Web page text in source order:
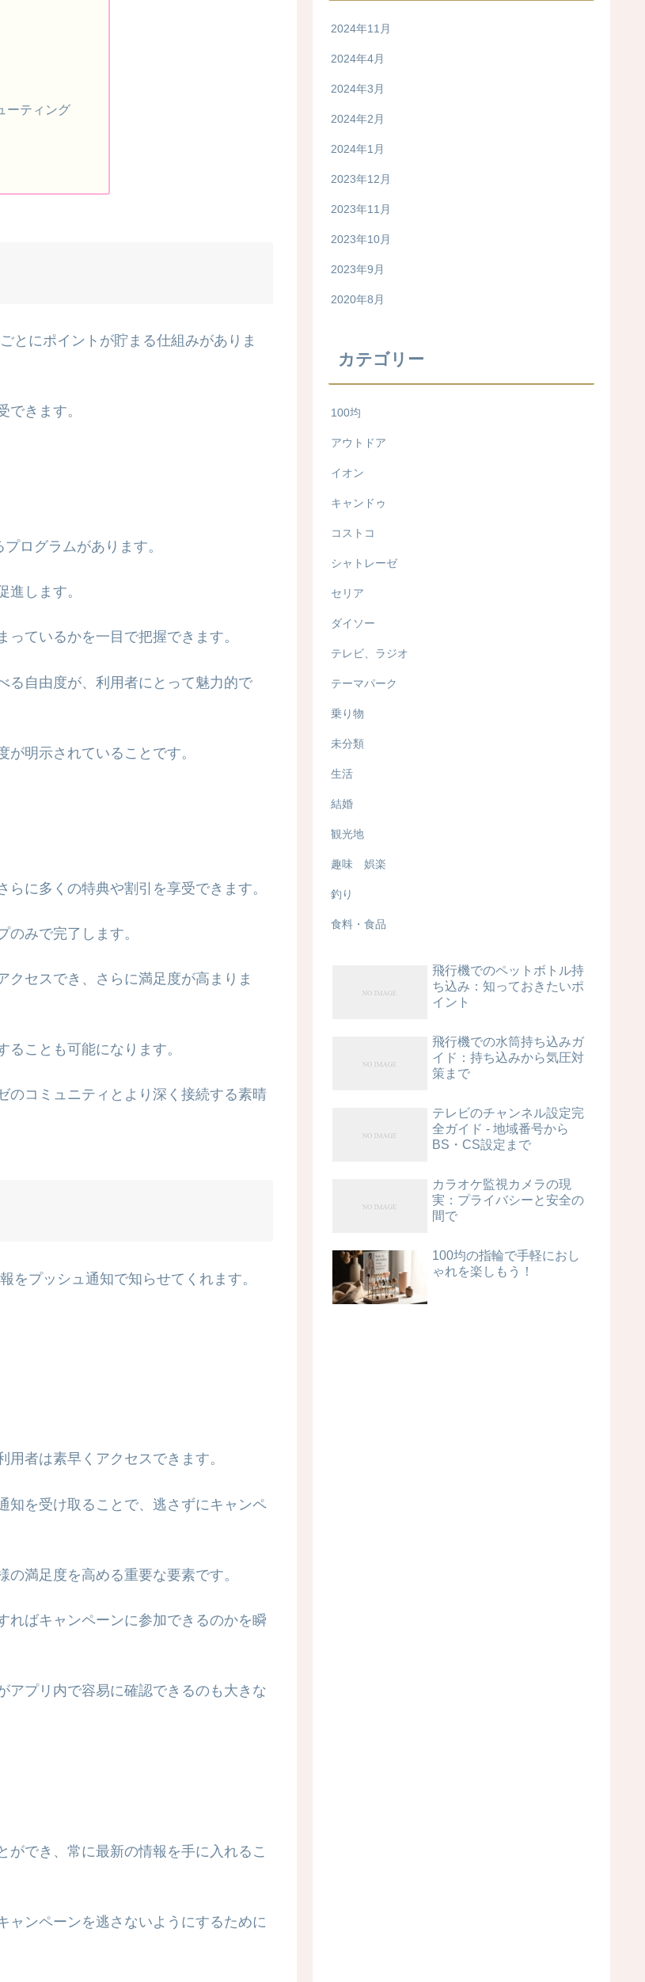
ーティング
とにポイントが貯まる仕組みがありま
きます。
ログラムがあります。
します。
ているかを一目で把握できます。
る自由度が、利用者にとって魅力的で
明示されていることです。
に多くの特典や割引を享受できます。
みで完了します。
クセスでき、さらに満足度が高まりま
ことも可能になります。
のコミュニティとより深く接続する素晴
をプッシュ通知で知らせてくれます。
者は素早くアクセスできます。
知を受け取ることで、逃さずにキャンペ
満足度を高める重要な要素です。
ればキャンペーンに参加できるのかを瞬
アプリ内で容易に確認できるのも大きな
でき、常に最新の情報を手に入れるこ
ャンペーンを逃さないようにするために
2024年11月
2024年4月
2024年3月
2024年2月
2024年1月
2023年12月
2023年11月
2023年10月
2023年9月
2020年8月
カテゴリー
100均
アウトドア
イオン
キャンドゥ
コストコ
シャトレーゼ
セリア
ダイソー
テレビ、ラジオ
テーマパーク
乗り物
未分類
生活
結婚
観光地
趣味 娯楽
釣り
食料・食品
飛行機でのペットボトル持
ち込み：知っておきたいポ
イント
飛行機での水筒持ち込みガ
イド：持ち込みから気圧対
策まで
テレビのチャンネル設定完
全ガイド - 地域番号から
BS・CS設定まで
カラオケ監視カメラの現
実：プライバシーと安全の
間で
100均の指輪で手軽におし
ゃれを楽しもう！